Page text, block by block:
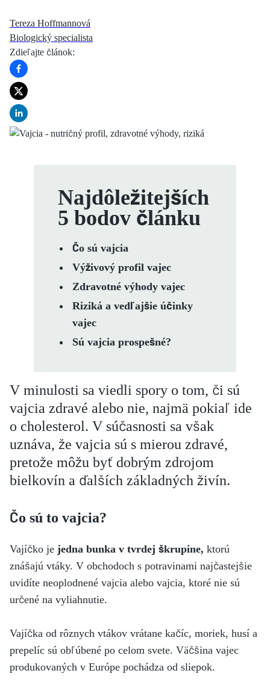
Tereza Hoffmannová
Biologický specialista
Zdieľajte článok:
Najdôležitejších
5 bodov článku
Čo sú vajcia
Výživový profil vajec
Zdravotné výhody vajec
Riziká a vedľajšie účinky
vajec
Sú vajcia prospešné?
V minulosti sa viedli spory o tom, či sú
vajcia zdravé alebo nie, najmä pokiaľ ide
o cholesterol. V súčasnosti sa však
uznáva, že vajcia sú s mierou zdravé,
pretože môžu byť dobrým zdrojom
bielkovín a ďalších základných živín.
Čo sú to vajcia?
Vajíčko je jedna bunka v tvrdej škrupine, ktorú
znášajú vtáky. V obchodoch s potravinami najčastejšie
uvidíte neoplodnené vajcia alebo vajcia, ktoré nie sú
určené na vyliahnutie.
Vajíčka od rôznych vtákov vrátane kačíc, moriek, husí a
prepelíc sú obľúbené po celom svete. Väčšina vajec
produkovaných v Európe pochádza od sliepok.